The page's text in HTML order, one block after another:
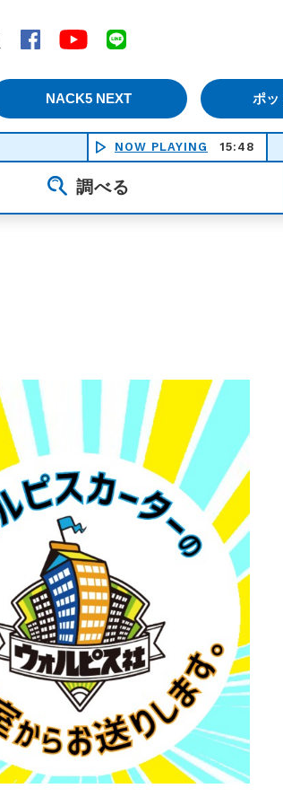
Twitter
Facebook YouTube
NACK5 NEXT ポッ
NOW PLAYING 15:48
調べる